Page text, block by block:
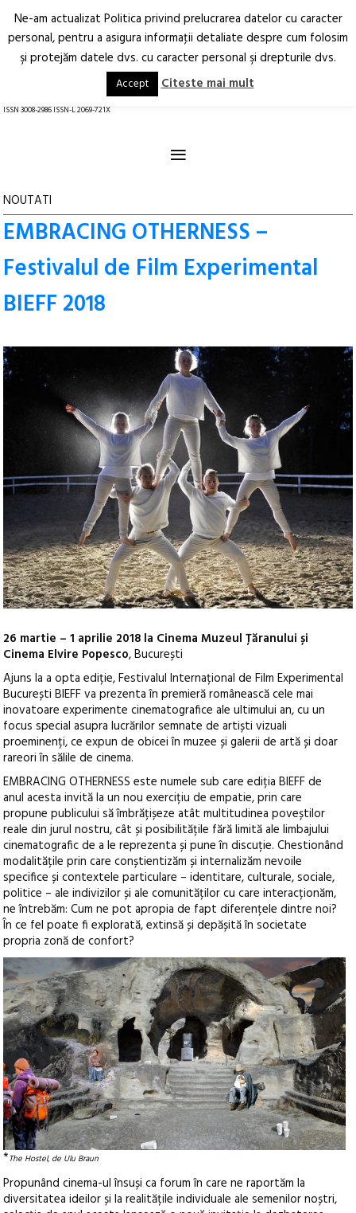
Arhitectură.
Oraș.
RO EN
ISSN 3008-2986 ISSN-L 2069-721X
≡
NOUTATI
EMBRACING OTHERNESS –
Festivalul de Film Experimental
BIEFF 2018
26 martie – 1 aprilie 2018 la Cinema Muzeul Țăranului și
Cinema Elvire Popesco, București
Ajuns la a opta ediție, Festivalul Internațional de Film Experimental
București BIEFF va prezenta în premieră românească cele mai
inovatoare experimente cinematografice ale ultimului an, cu un
focus special asupra lucrărilor semnate de artiști vizuali
proeminenți, ce expun de obicei în muzee și galerii de artă și doar
rareori în sălile de cinema.
EMBRACING OTHERNESS este numele sub care ediția BIEFF de
anul acesta invită la un nou exercițiu de empatie, prin care
propune publicului să îmbrățișeze atât multitudinea poveștilor
reale din jurul nostru, cât și posibilitățile fără limită ale limbajului
cinematografic de a le reprezenta și pune în discuție. Chestionând
modalitățile prin care conștientizăm și internalizăm nevoile
specifice și contextele particulare – identitare, culturale, sociale,
politice – ale indivizilor și ale comunităților cu care interacționăm,
ne întrebăm: Cum ne pot apropia de fapt diferențele dintre noi?
În ce fel poate fi explorată, extinsă și depășită în societate
propria zonă de confort?
*The Hostel, de Ulu Braun
Propunând cinema-ul însuși ca forum în care ne raportăm la
diversitatea ideilor și la realitățile individuale ale semenilor noștri,
Ne-am actualizat Politica privind prelucrarea datelor cu caracter
personal, pentru a asigura informaţii detaliate despre cum folosim
şi protejăm datele dvs. cu caracter personal şi drepturile dvs.
Accept Citeste mai mult